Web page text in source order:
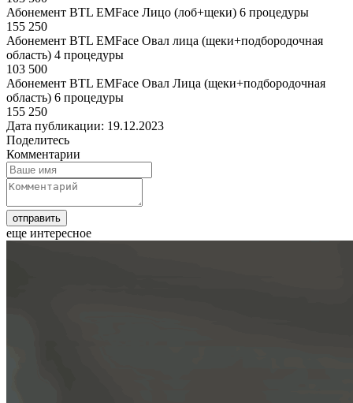
Абонемент BTL EMFace Лицо (лоб+щеки) 6 процедуры
155 250
Абонемент BTL EMFace Овал лица (щеки+подбородочная
область) 4 процедуры
103 500
Абонемент BTL EMFace Овал Лица (щеки+подбородочная
область) 6 процедуры
155 250
Дата публикации: 19.12.2023
Поделитесь
Комментарии
еще интересное